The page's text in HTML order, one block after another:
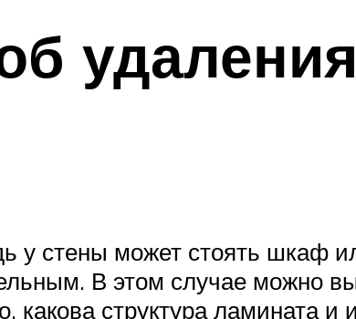
у стены может стоять шкаф
В этом случае можно
какова структура ламината и